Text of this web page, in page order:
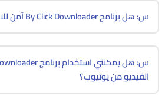
س: هل برنامج By Click Downloader آمن للاستخدام؟
الفيديو من يوتيوب؟